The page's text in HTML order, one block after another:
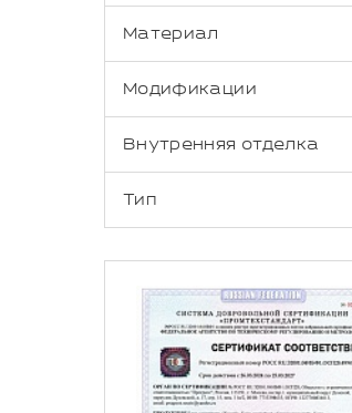
Материал
Модификации
Внутренняя отделка
Тип